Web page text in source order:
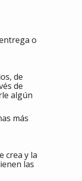
o
de
de
algún
más
crea y la
las